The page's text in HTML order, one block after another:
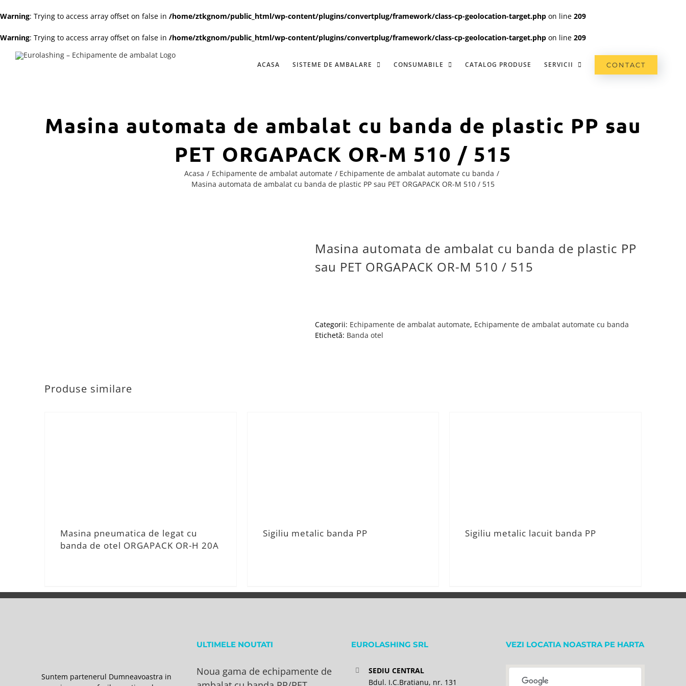
Warning: Trying to access array offset on false in /home/ztkgnom/public_html/wp-content/plugins/convertplug/framework/class-cp-geolocation-target.php on line 209
Warning: Trying to access array offset on false in /home/ztkgnom/public_html/wp-content/plugins/convertplug/framework/class-cp-geolocation-target.php on line 209
ACASA SISTEME DE AMBALARE CONSUMABILE CATALOG PRODUSE SERVICII CONTACT
Masina automata de ambalat cu banda de plastic PP sau
PET ORGAPACK OR-M 510 / 515
Acasa Echipamente de ambalat automate
Echipamente de ambalat automate cu banda
Masina automata de ambalat cu banda de plastic PP sau PET ORGAPACK OR-M 510 / 515
Masina automata de ambalat cu banda de plastic PP
sau PET ORGAPACK OR-M 510 / 515
Categorii: Echipamente de ambalat automate, Echipamente de ambalat automate cu banda
Etichetă: Banda otel
Produse similare
Masina pneumatica de legat cu
banda de otel ORGAPACK OR-H 20A
Sigiliu metalic banda PP Sigiliu metalic lacuit banda PP
Suntem partenerul Dumneavoastra in
ULTIMELE NOUTATI
Noua gama de echipamente de
EUROLASHING SRL
SEDIU CENTRAL
Bdul. I.C.Bratianu, nr. 131
VEZI LOCATIA NOASTRA PE HARTA